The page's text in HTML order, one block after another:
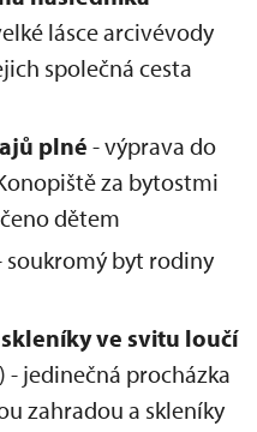
lásce arcivévody
společná cesta
plné- výprava do
za bytostmi
dětem
soukromý byt rodiny
ve svitu loučí
- jedinečná procházka
zahradou a skleníky